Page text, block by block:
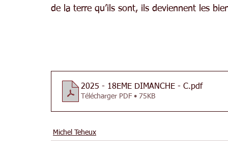
de la terre qu’ils sont, ils deviennent les
2025 - 18EME DIMANCHE - C.pdf
Télécharger PDF • 75KB
Michel Teheux